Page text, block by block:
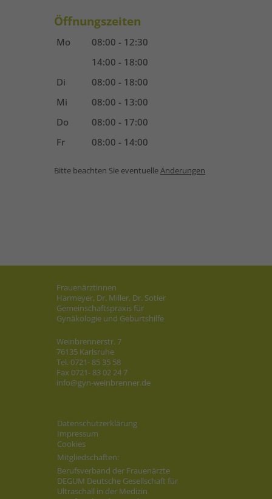
Öffnungszeiten
Mo
08:00 - 12:30
14:00 - 18:00
Di
08:00 - 18:00
Mi
08:00 - 13:00
Do
08:00 - 17:00
Fr
08:00 - 14:00
Bitte beachten Sie eventuelleÄnderungen
Frauenärztinnen
Harmeyer, Dr. Miller, Dr. Sotier
Gemeinschaftspraxis für
Gynäkologie und Geburtshilfe
Weinbrennerstr. 7
76135 Karlsruhe
Tel. 0721- 85 35 58
Fax 0721- 83 02 24 7
info@gyn-weinbrenner.de
Datenschutzerklärung
Impressum
Cookies
Mitgliedschaften:
Berufsverband der Frauenärzte
DEGUM Deutsche Gesellschaft für
Ultraschall in der Medizin